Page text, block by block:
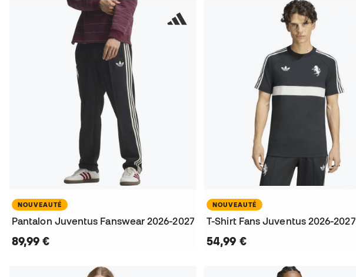
NOUVEAUTÉ
Pantalon Juventus Fanswear 2026-2027
89,99 €
NOUVEAUTÉ
T-Shirt Fans Juventus 2026-2027
54,99 €